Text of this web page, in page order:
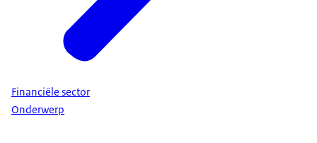
Financiële sector
Onderwerp